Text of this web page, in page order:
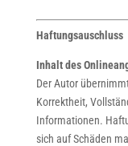
Haftungsauschluss
Inhalt des
Der Autor
Korrektheit,
Informationen.
sich auf Schäden